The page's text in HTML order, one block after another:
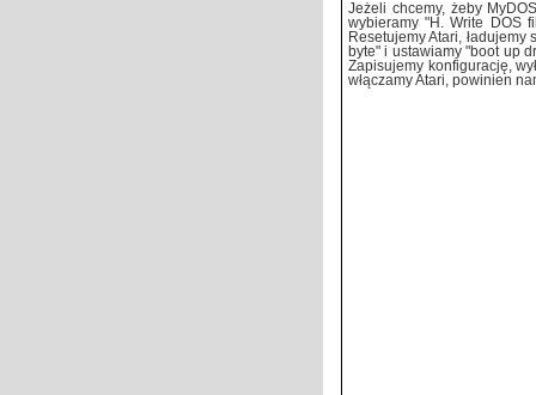
Jeżeli chcemy, żeby
wybieramy "H. Write DOS
Resetujemy Atari,
byte" i ustawiamy "boot up
Zapisujemy konfigurację,
włączamy Atari, powinien